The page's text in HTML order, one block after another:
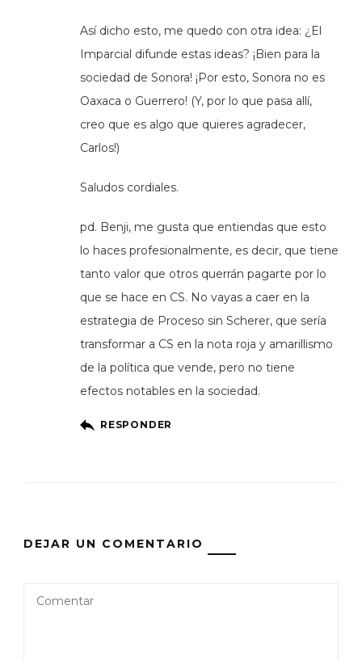
Así dicho esto, me quedo con otra idea: ¿El
Imparcial difunde estas ideas? ¡Bien para la
sociedad de Sonora! ¡Por esto, Sonora no es
Oaxaca o Guerrero! (Y, por lo que pasa allí,
creo que es algo que quieres agradecer,
Carlos!)
Saludos cordiales.
pd. Benji, me gusta que entiendas que esto
lo haces profesionalmente, es decir, que tiene
tanto valor que otros querrán pagarte por lo
que se hace en CS. No vayas a caer en la
estrategia de Proceso sin Scherer, que sería
transformar a CS en la nota roja y amarillismo
de la política que vende, pero no tiene
efectos notables en la sociedad.
RESPONDER
DEJAR UN COMENTARIO